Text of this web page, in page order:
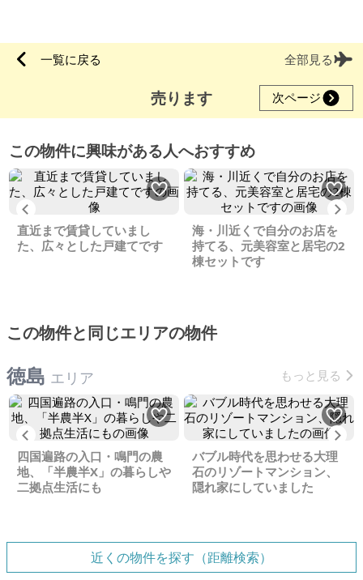
一覧に戻る 全部見る
売ります 次ページ
この物件に興味がある人へおすすめ
直近まで賃貸していまし
た、広々とした戸建てです
海・川近くで自分のお店を
持てる、元美容室と居宅の2
棟セットです
この物件と同じエリアの物件
徳島 エリア もっと見る
Previous
四国遍路の入口・鳴門の農
地、「半農半X」の暮らしや
二拠点生活にも
バブル時代を思わせる大理
石のリゾートマンション、
隠れ家にしていました
近くの物件を探す（距離検索）